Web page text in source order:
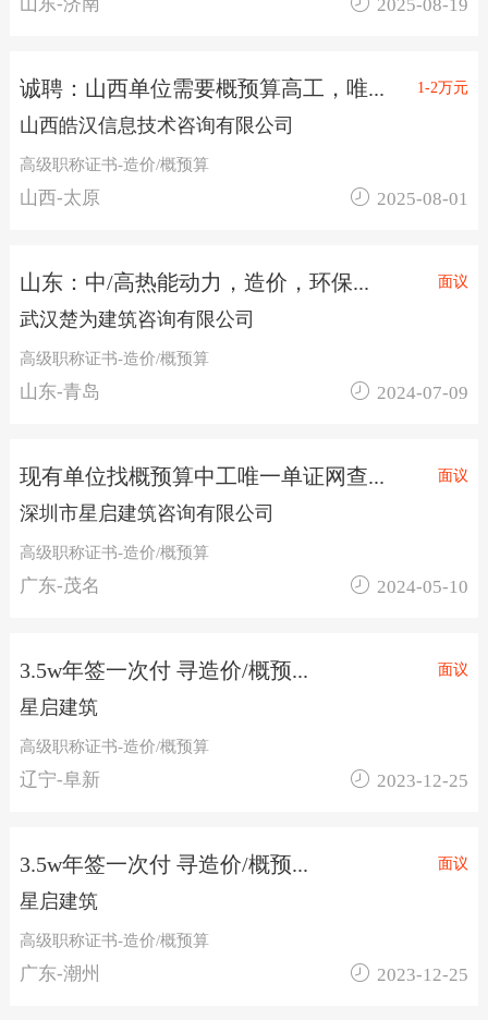
2025-08-19
诚聘：山西单位需要概预算高工，唯... 1-2万元
山西皓汉信息技术咨询有限公司
高级职称证书-造价/概预算
山西-太原  2025-08-01
山东：中/高热能动力，造价，环保... 面议
武汉楚为建筑咨询有限公司
高级职称证书-造价/概预算
山东-青岛  2024-07-09
现有单位找概预算中工唯一单证网查... 面议
深圳市星启建筑咨询有限公司
高级职称证书-造价/概预算
广东-茂名  2024-05-10
3.5w年签一次付 寻造价/概预... 面议
星启建筑
高级职称证书-造价/概预算
辽宁-阜新  2023-12-25
3.5w年签一次付 寻造价/概预... 面议
星启建筑
高级职称证书-造价/概预算
广东-潮州  2023-12-25